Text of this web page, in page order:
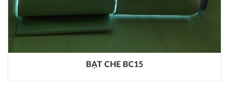
BẠT CHE BC15